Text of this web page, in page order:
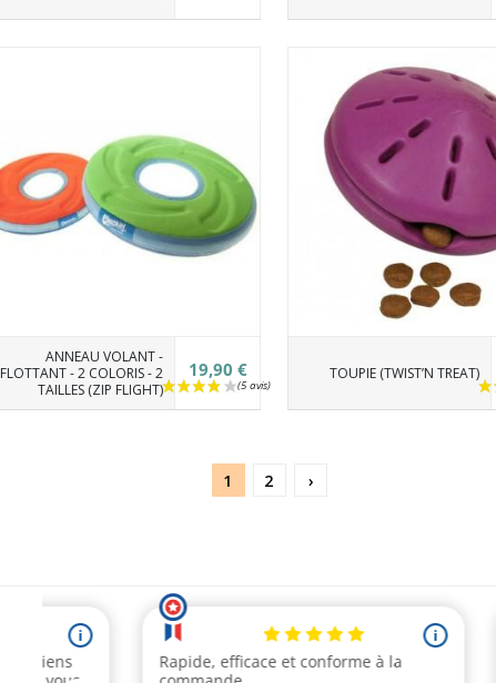
ANNEAU VOLANT -
FLOTTANT - 2 COLORIS - 2
TAILLES (ZIP FLIGHT)
19,90 € TOUPIE (TWIST’N TREAT)
1 2 ›